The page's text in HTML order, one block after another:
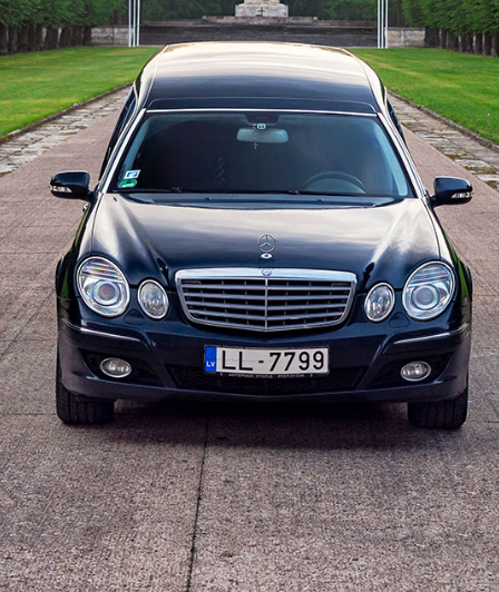
Bēru pakalpojumi
Dabīgi koka zārki
Kapu krusti
Plāksnītes uz krustiem
Vainagi un vainagu lentas
Zārku iekšējā apdare
Zārku krusti
Zārku segas
Dokumentu noformēšana
Kontakti
Mirušā transportēšana
Morga pakalpojumi